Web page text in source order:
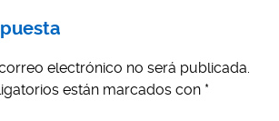
electrónico no será publicada.
están marcados con *